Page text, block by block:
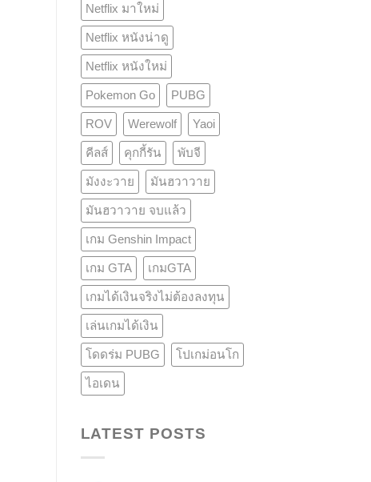
Netflix มาใหม่
Netflix หนังน่าดู
Netflix หนังใหม่
Pokemon Go PUBG
ROV Werewolf Yaoi
คีลส์ คุกกี้รัน พับจี
มังงะวาย มันฮวาวาย
มันฮวาวาย จบแล้ว
เกม Genshin Impact
เกม GTA เกมGTA
เกมได้เงินจริงไม่ต้องลงทุน
เล่นเกมได้เงิน
โดดร่ม PUBG โปเกม่อนโก
ไอเดน
LATEST POSTS